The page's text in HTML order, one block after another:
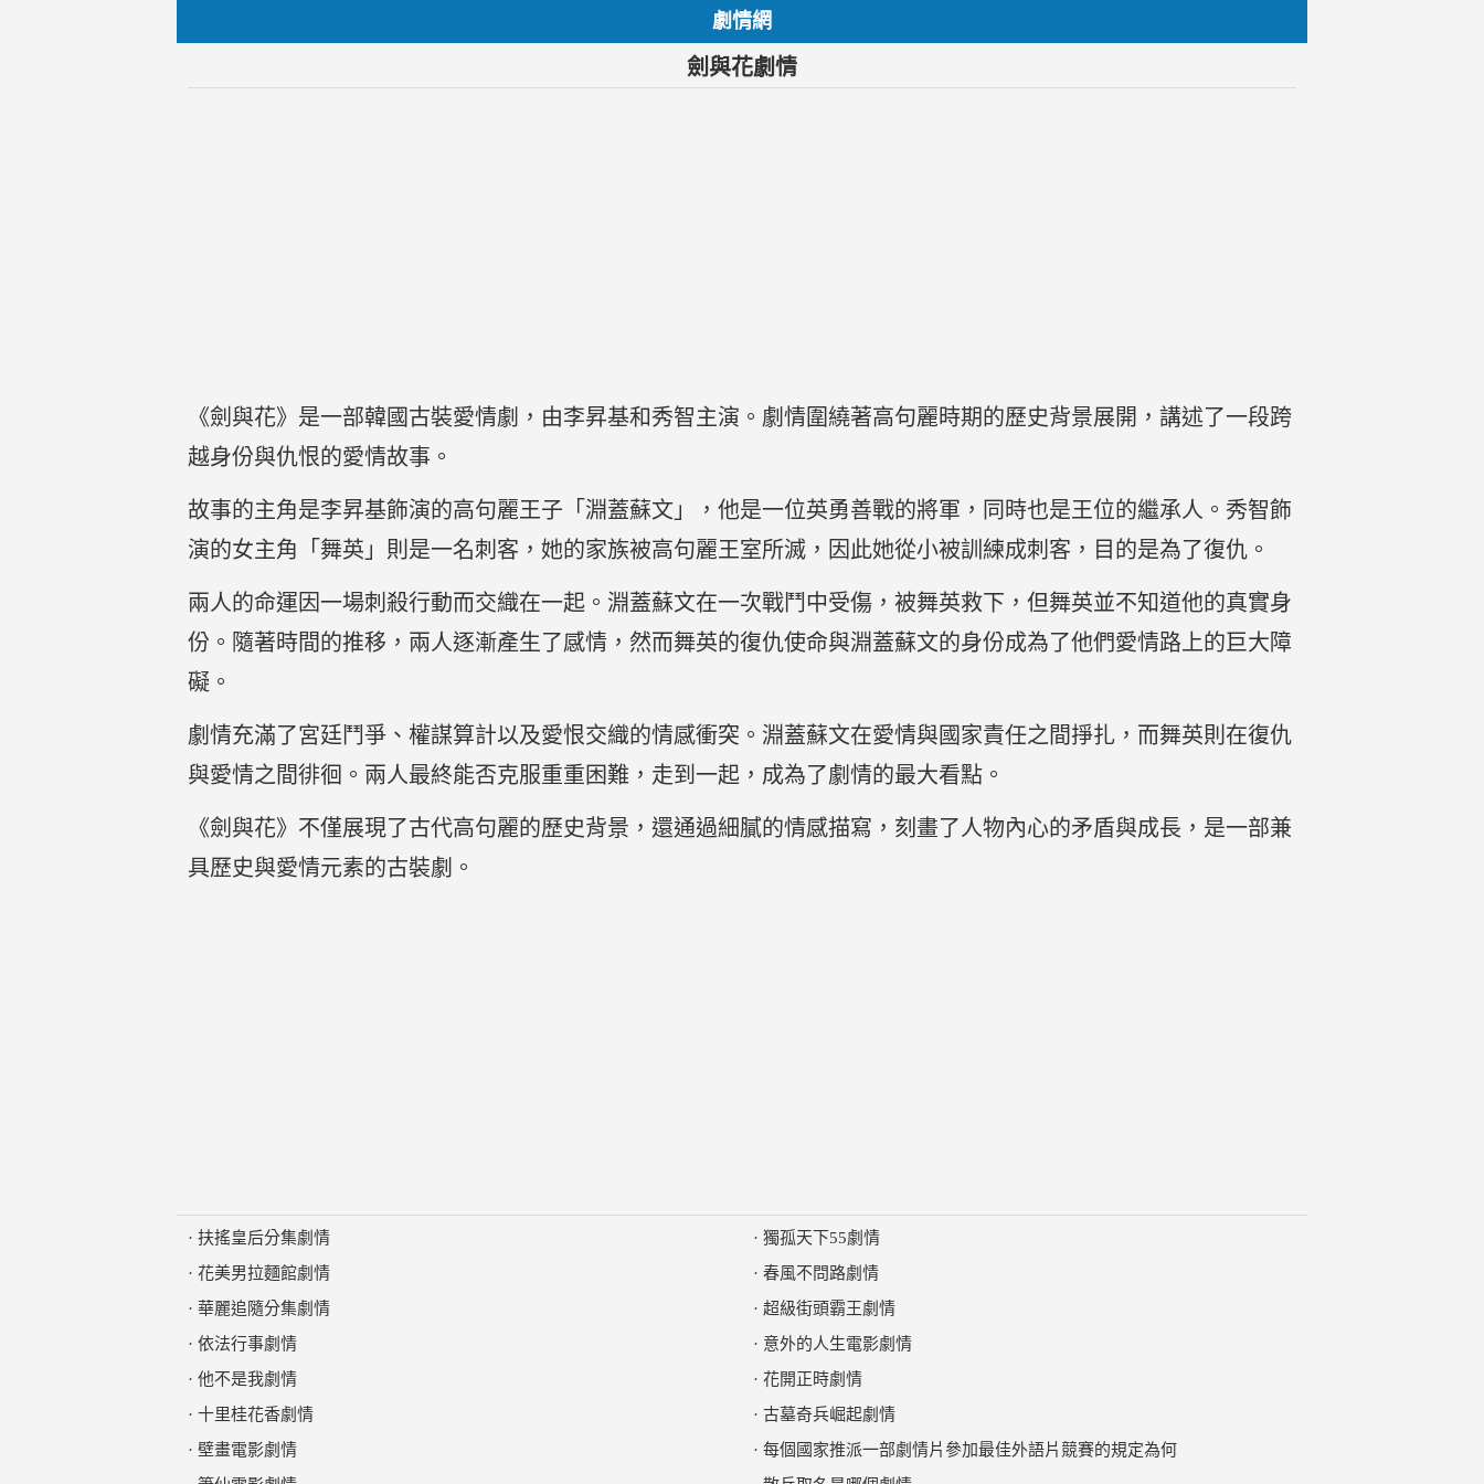
劇情網
劍與花劇情
《劍與花》是一部韓國古裝愛情劇，由李昇基和秀智主演。劇情圍繞著高句麗時期的歷史背景展開，講述了一段跨
越身份與仇恨的愛情故事。
故事的主角是李昇基飾演的高句麗王子「淵蓋蘇文」，他是一位英勇善戰的將軍，同時也是王位的繼承人。秀智飾
演的女主角「舞英」則是一名刺客，她的家族被高句麗王室所滅，因此她從小被訓練成刺客，目的是為了復仇。
兩人的命運因一場刺殺行動而交織在一起。淵蓋蘇文在一次戰鬥中受傷，被舞英救下，但舞英並不知道他的真實身
份。隨著時間的推移，兩人逐漸產生了感情，然而舞英的復仇使命與淵蓋蘇文的身份成為了他們愛情路上的巨大障
礙。
劇情充滿了宮廷鬥爭、權謀算計以及愛恨交織的情感衝突。淵蓋蘇文在愛情與國家責任之間掙扎，而舞英則在復仇
與愛情之間徘徊。兩人最終能否克服重重困難，走到一起，成為了劇情的最大看點。
《劍與花》不僅展現了古代高句麗的歷史背景，還通過細膩的情感描寫，刻畫了人物內心的矛盾與成長，是一部兼
具歷史與愛情元素的古裝劇。
· 扶搖皇后分集劇情
· 花美男拉麵館劇情
· 華麗追隨分集劇情
· 依法行事劇情
· 他不是我劇情
· 十里桂花香劇情
· 壁畫電影劇情
· 獨孤天下55劇情
· 春風不問路劇情
· 超級街頭霸王劇情
· 意外的人生電影劇情
· 花開正時劇情
· 古墓奇兵崛起劇情
· 每個國家推派一部劇情片參加最佳外語片競賽的規定為何